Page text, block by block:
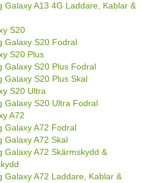
Galaxy A13 4G Laddare, Kablar &
S20
Galaxy S20 Fodral
S20 Plus
Galaxy S20 Plus Fodral
Galaxy S20 Plus Skal
S20 Ultra
Galaxy S20 Ultra Fodral
A72
Galaxy A72 Fodral
Galaxy A72 Skal
Galaxy A72 Skärmskydd &
Galaxy A72 Laddare, Kablar &